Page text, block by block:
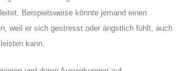
Beispielsweise könnte jemand einen
weil er sich gestresst oder ängstlich fühlt, auch
kann.